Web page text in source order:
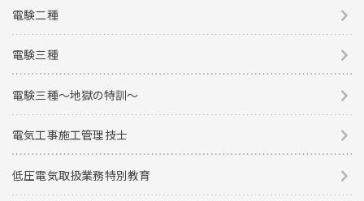
電験二種
電験三種
電験三種〜地獄の特訓〜
電気工事施工管理技士
低圧電気取扱業務特別教育